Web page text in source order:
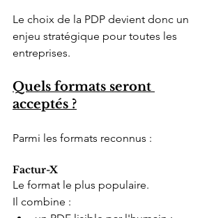
Le choix de la PDP devient donc un
enjeu stratégique pour toutes les
entreprises.
Quels formats seront
acceptés ?
Parmi les formats reconnus :
Factur-X
Le format le plus populaire.
Il combine :